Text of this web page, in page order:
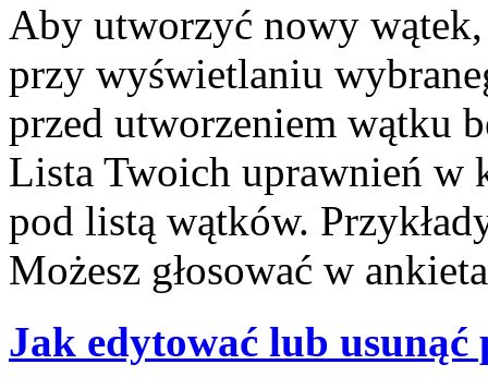
Aby utworzyć nowy
przy wyświetlaniu
przed utworzeniem wątku
Lista Twoich uprawnień w
pod listą wątków.
Możesz głosować w
Jak edytować lub usunąć